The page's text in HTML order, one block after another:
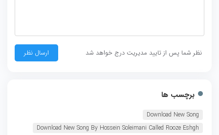
نظر شما پس از تایید مدیریت درج خواهد شد
برچسب ها
Download New Song
Download New Song By Hossein Soleimani Called Rooze Eshgh